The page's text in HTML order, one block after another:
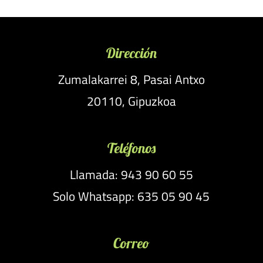
Dirección
Zumalakarrei 8, Pasai Antxo
20110, Gipuzkoa
Teléfonos
Llamada: 943 90 60 55
Solo Whatsapp: 635 05 90 45
Correo